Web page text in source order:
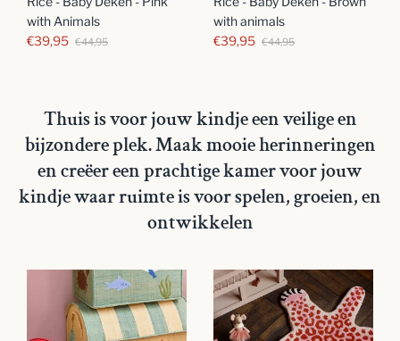
with Animals
€39,95 €44,95
with animals
€39,95 €44,95
Thuis is voor jouw kindje een veilige en
bijzondere plek. Maak mooie herinneringen
en creëer een prachtige kamer voor jouw
kindje waar ruimte is voor spelen, groeien, en
ontwikkelen